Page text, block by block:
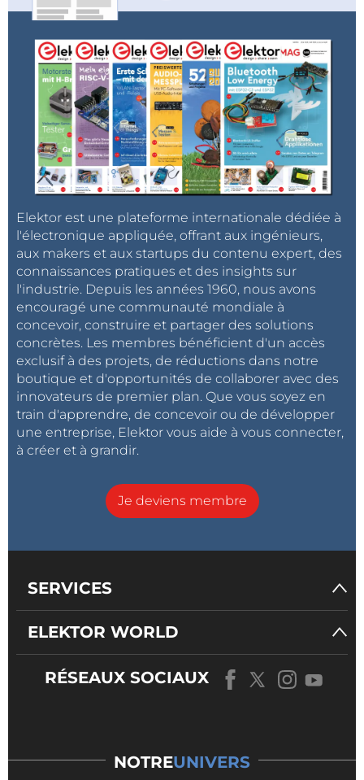
Elektor est une plateforme internationale dédiée à
l'électronique appliquée, offrant aux ingénieurs,
aux makers et aux startups du contenu expert, des
connaissances pratiques et des insights sur
l'industrie. Depuis les années 1960, nous avons
encouragé une communauté mondiale à
concevoir, construire et partager des solutions
concrètes. Les membres bénéficient d'un accès
exclusif à des projets, de réductions dans notre
boutique et d'opportunités de collaborer avec des
innovateurs de premier plan. Que vous soyez en
train d'apprendre, de concevoir ou de développer
une entreprise, Elektor vous aide à vous connecter,
à créer et à grandir.
Je deviens membre
SERVICES
ELEKTOR WORLD
RÉSEAUX SOCIAUX
NOTREUNIVERS